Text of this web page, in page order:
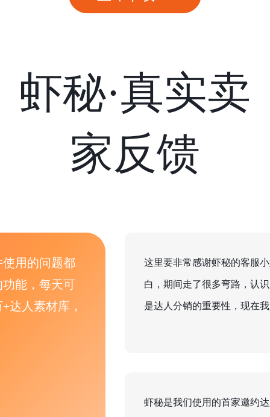
虾秘·真实卖
家反馈
用的问题都
能，每天可
达人素材库，
这里要非常感谢虾秘的客服
白，期间走了很多弯路，认
是达人分销的重要性，现在
虾秘是我们使用的首家邀约